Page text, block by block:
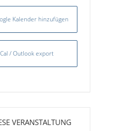
Kalender hinzufügen
/ Outlook export
VERANSTALTUNG